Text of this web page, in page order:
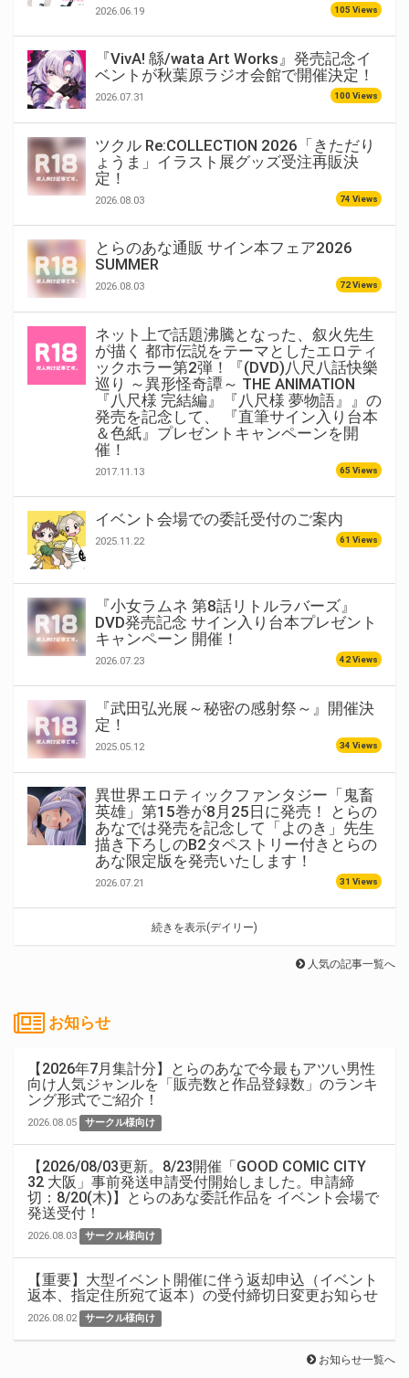
2026.06.19 105 Views
『VivA! 緜/wata Art Works』発売記念イ
ベントが秋葉原ラジオ会館で開催決定！
2026.07.31 100 Views
ツクル Re:COLLECTION 2026「きただり
ょうま」イラスト展グッズ受注再販決
定！
2026.08.03 74 Views
とらのあな通販 サイン本フェア2026
SUMMER
2026.08.03 72 Views
ネット上で話題沸騰となった、叙火先生
が描く 都市伝説をテーマとしたエロティ
ックホラー第2弾！『(DVD)八尺八話快樂
巡り ～異形怪奇譚～ THE ANIMATION
『八尺様 完結編』『八尺様 夢物語』』の
発売を記念して、 『直筆サイン入り台本
＆色紙』プレゼントキャンペーンを開
催！
2017.11.13 65 Views
イベント会場での委託受付のご案内
2025.11.22 61 Views
『小女ラムネ 第8話リトルラバーズ』
DVD発売記念 サイン入り台本プレゼント
キャンペーン 開催！
2026.07.23 42 Views
『武田弘光展～秘密の感射祭～』開催決
定！
2025.05.12 34 Views
異世界エロティックファンタジー「鬼畜
英雄」第15巻が8月25日に発売！ とらの
あなでは発売を記念して「よのき」先生
描き下ろしのB2タペストリー付きとらの
あな限定版を発売いたします！
2026.07.21 31 Views
続きを表示(デイリー)
人気の記事一覧へ
お知らせ
【2026年7月集計分】とらのあなで今最もアツい男性
向け人気ジャンルを「販売数と作品登録数」のランキ
ング形式でご紹介！
2026.08.05 サークル様向け
【2026/08/03更新。8/23開催「GOOD COMIC CITY
32 大阪」事前発送申請受付開始しました。申請締
切：8/20(木)】とらのあな委託作品を イベント会場で
発送受付！
2026.08.03 サークル様向け
【重要】大型イベント開催に伴う返却申込（イベント
返本、指定住所宛て返本）の受付締切日変更お知らせ
2026.08.02 サークル様向け
お知らせ一覧へ